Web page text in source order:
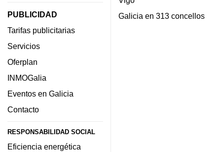
PUBLICIDAD
Tarifas publicitarias
Servicios
Oferplan
INMOGalia
Eventos en Galicia
Contacto
RESPONSABILIDAD SOCIAL
Eficiencia energética
Galicia en 313 concellos